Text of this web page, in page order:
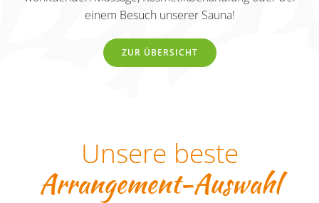
einem Besuch unserer Sauna!
ZUR ÜBERSICHT
Unsere beste
Arrangement-Auswahl